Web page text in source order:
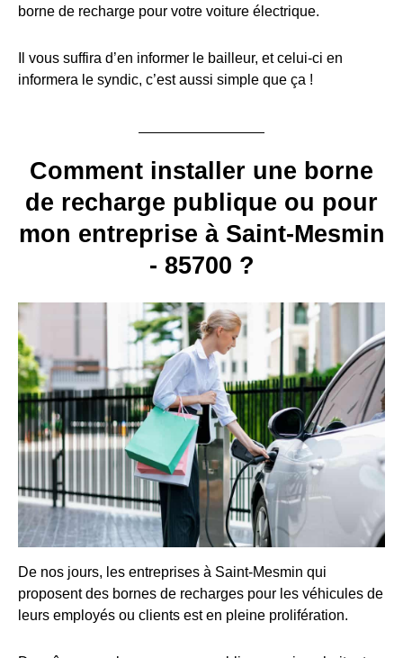
borne de recharge pour votre voiture électrique.
Il vous suffira d’en informer le bailleur, et celui-ci en
informera le syndic, c’est aussi simple que ça !
Comment installer une borne
de recharge publique ou pour
mon entreprise à Saint-Mesmin
- 85700 ?
De nos jours, les entreprises à Saint-Mesmin qui
proposent des bornes de recharges pour les véhicules de
leurs employés ou clients est en pleine prolifération.